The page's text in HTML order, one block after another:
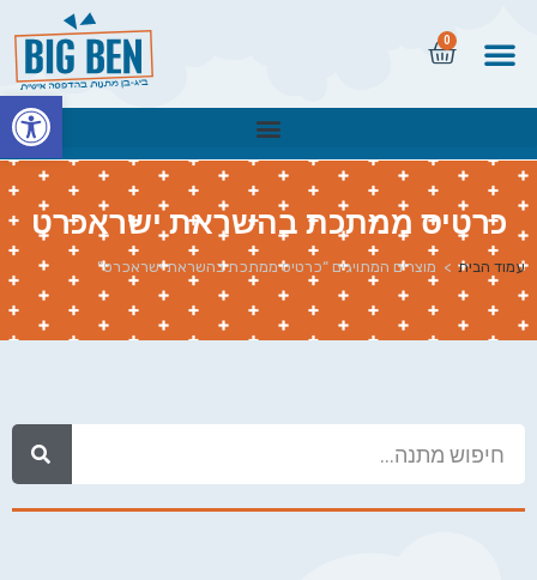
0
כרטיס ממתכת בהשראת ישראכרט
עמוד הבית > מוצרים המתויגים “כרטיס ממתכת בהשראת ישראכרט”